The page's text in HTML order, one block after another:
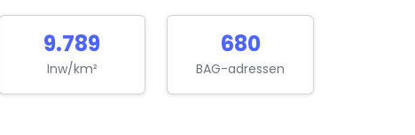
Henriëtte Roland Holst-erf 264
9.789
Inw/km²
680
BAG-adressen